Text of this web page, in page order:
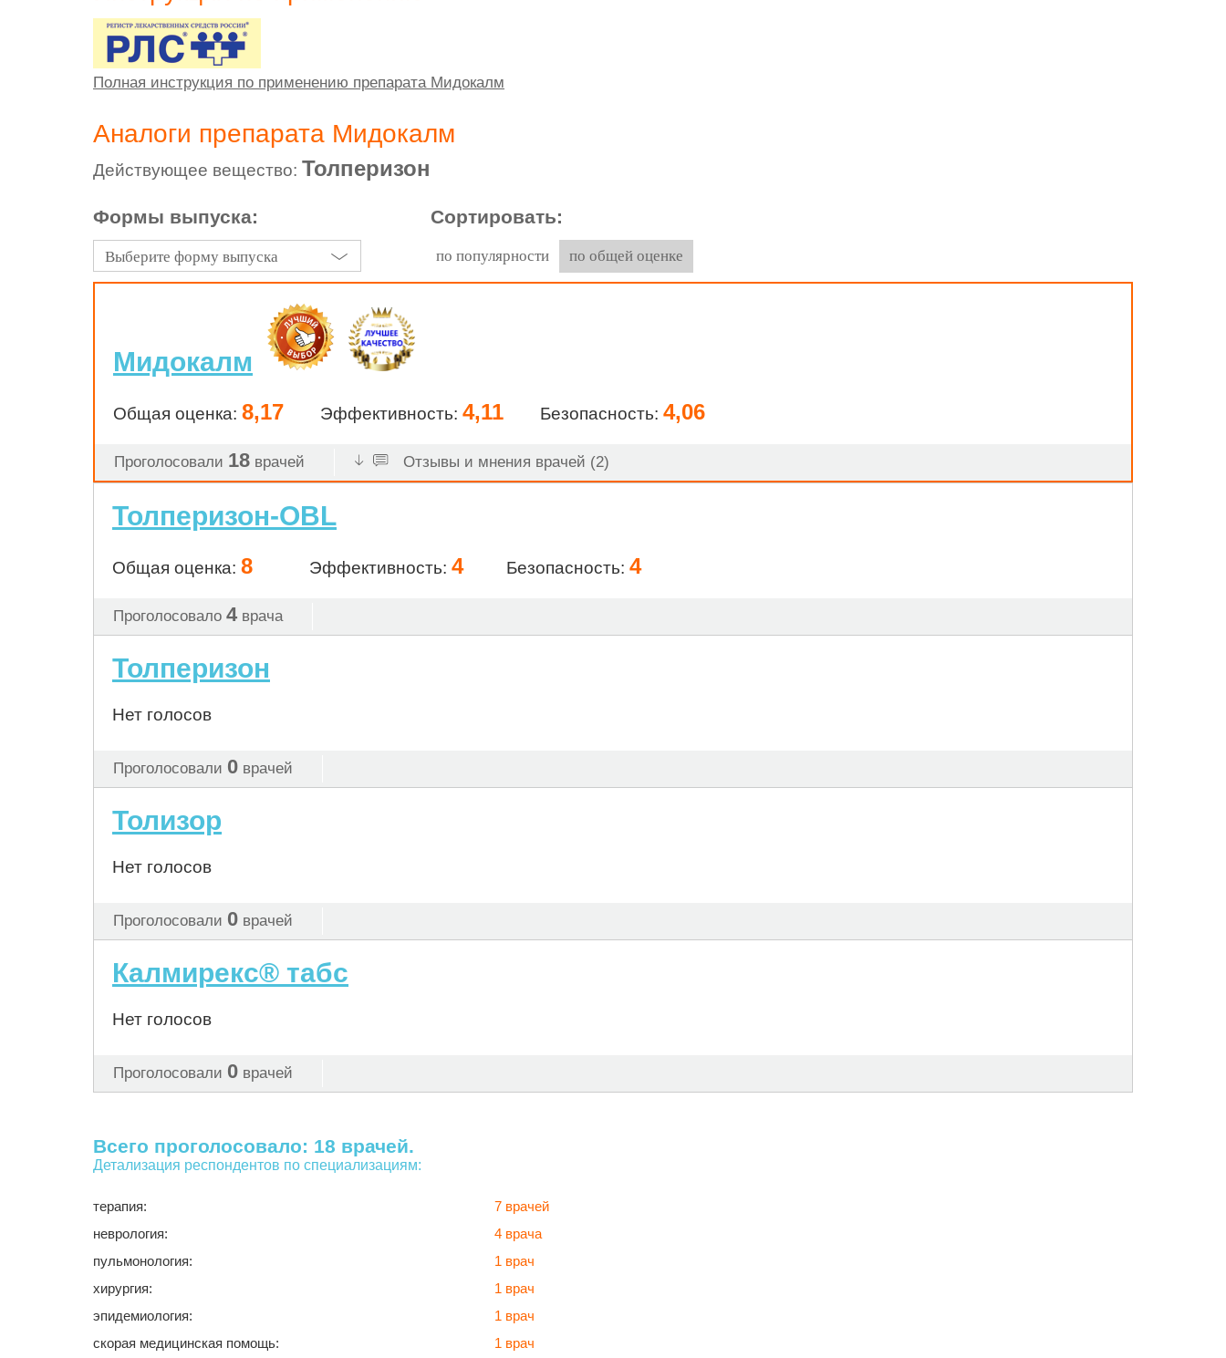
Полная инструкция по применению препарата Мидокалм
Аналоги препарата Мидокалм
Действующее вещество: Толперизон
Формы выпуска:
Выберите форму выпуска
Сортировать:
по популярности по общей оценке
Мидокалм
Общая оценка: 8,17 Эффективность: 4,11 Безопасность: 4,06
Проголосовали 18 врачей Отзывы и мнения врачей (2)
Толперизон-OBL
Общая оценка: 8 Эффективность: 4 Безопасность: 4
Проголосовало 4 врача
Толперизон
Нет голосов
Проголосовали 0 врачей
Толизор
Нет голосов
Проголосовали 0 врачей
Калмирекс® табс
Нет голосов
Проголосовали 0 врачей
Всего проголосовало: 18 врачей.
Детализация респондентов по специализациям:
терапия:
7 врачей
неврология:
4 врача
пульмонология:
1 врач
хирургия:
1 врач
эпидемиология:
1 врач
скорая медицинская помощь:
1 врач